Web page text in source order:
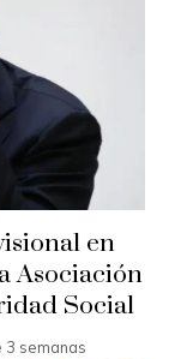
en
Asociación
Social
3 semanas